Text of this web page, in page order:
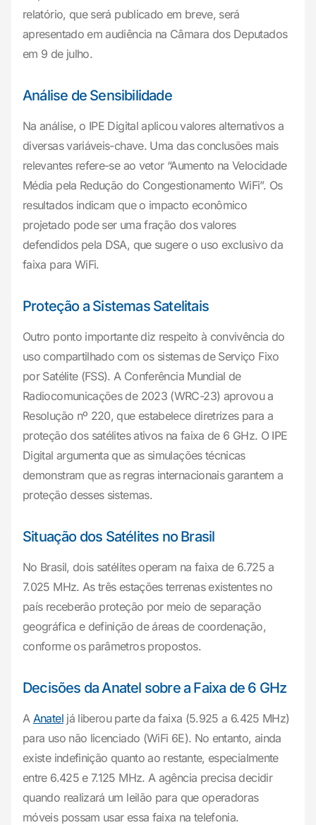
relatório, que será publicado em breve, será
apresentado em audiência na Câmara dos Deputados
em 9 de julho.
Análise de Sensibilidade
Na análise, o IPE Digital aplicou valores alternativos a
diversas variáveis-chave. Uma das conclusões mais
relevantes refere-se ao vetor “Aumento na Velocidade
Média pela Redução do Congestionamento WiFi”. Os
resultados indicam que o impacto econômico
projetado pode ser uma fração dos valores
defendidos pela DSA, que sugere o uso exclusivo da
faixa para WiFi.
Proteção a Sistemas Satelitais
Outro ponto importante diz respeito à convivência do
uso compartilhado com os sistemas de Serviço Fixo
por Satélite (FSS). A Conferência Mundial de
Radiocomunicações de 2023 (WRC-23) aprovou a
Resolução nº 220, que estabelece diretrizes para a
proteção dos satélites ativos na faixa de 6 GHz. O IPE
Digital argumenta que as simulações técnicas
demonstram que as regras internacionais garantem a
proteção desses sistemas.
Situação dos Satélites no Brasil
No Brasil, dois satélites operam na faixa de 6.725 a
7.025 MHz. As três estações terrenas existentes no
país receberão proteção por meio de separação
geográfica e definição de áreas de coordenação,
conforme os parâmetros propostos.
Decisões da Anatel sobre a Faixa de 6 GHz
A Anateljá liberou parte da faixa (5.925 a 6.425 MHz)
para uso não licenciado (WiFi 6E). No entanto, ainda
existe indefinição quanto ao restante, especialmente
entre 6.425 e 7.125 MHz. A agência precisa decidir
quando realizará um leilão para que operadoras
móveis possam usar essa faixa na telefonia.